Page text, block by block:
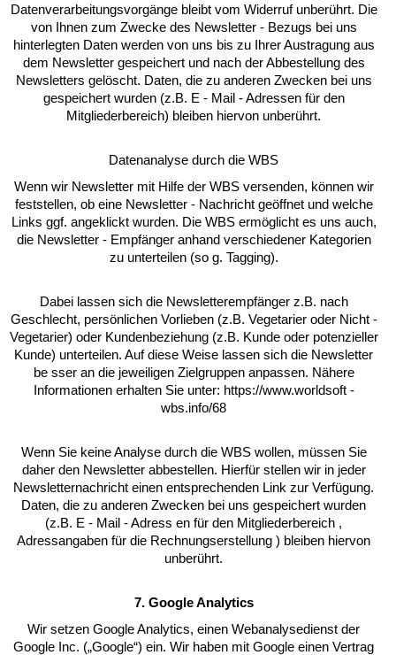
Datenverarbeitungsvorgänge bleibt vom Widerruf unberührt. Die
von Ihnen zum Zwecke des Newsletter - Bezugs bei uns
hinterlegten Daten werden von uns bis zu Ihrer Austragung aus
dem Newsletter gespeichert und nach der Abbestellung des
Newsletters gelöscht. Daten, die zu anderen Zwecken bei uns
gespeichert wurden (z.B. E - Mail - Adressen für den
Mitgliederbereich) bleiben hiervon unberührt.
Datenanalyse durch die WBS
Wenn wir Newsletter mit Hilfe der WBS versenden, können wir
feststellen, ob eine Newsletter - Nachricht geöffnet und welche
Links ggf. angeklickt wurden. Die WBS ermöglicht es uns auch,
die Newsletter - Empfänger anhand verschiedener Kategorien
zu unterteilen (so g. Tagging).
Dabei lassen sich die Newsletterempfänger z.B. nach
Geschlecht, persönlichen Vorlieben (z.B. Vegetarier oder Nicht -
Vegetarier) oder Kundenbeziehung (z.B. Kunde oder potenzieller
Kunde) unterteilen. Auf diese Weise lassen sich die Newsletter
be sser an die jeweiligen Zielgruppen anpassen. Nähere
Informationen erhalten Sie unter: https://www.worldsoft -
wbs.info/68
Wenn Sie keine Analyse durch die WBS wollen, müssen Sie
daher den Newsletter abbestellen. Hierfür stellen wir in jeder
Newsletternachricht einen entsprechenden Link zur Verfügung.
Daten, die zu anderen Zwecken bei uns gespeichert wurden
(z.B. E - Mail - Adress en für den Mitgliederbereich ,
Adressangaben für die Rechnungserstellung ) bleiben hiervon
unberührt.
7. Google Analytics
Wir setzen Google Analytics, einen Webanalysedienst der
Google Inc. („Google“) ein. Wir haben mit Google einen Vertrag